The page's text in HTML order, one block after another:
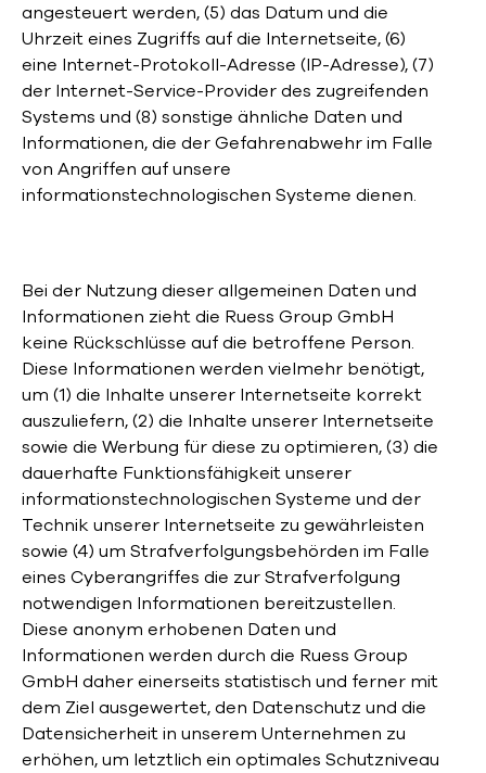
angesteuert werden, (5) das Datum und die
Uhrzeit eines Zugriffs auf die Internetseite, (6)
eine Internet-Protokoll-Adresse (IP-Adresse), (7)
der Internet-Service-Provider des zugreifenden
Systems und (8) sonstige ähnliche Daten und
Informationen, die der Gefahrenabwehr im Falle
von Angriffen auf unsere
informationstechnologischen Systeme dienen.
Bei der Nutzung dieser allgemeinen Daten und
Informationen zieht die Ruess Group GmbH
keine Rückschlüsse auf die betroffene Person.
Diese Informationen werden vielmehr benötigt,
um (1) die Inhalte unserer Internetseite korrekt
auszuliefern, (2) die Inhalte unserer Internetseite
sowie die Werbung für diese zu optimieren, (3) die
dauerhafte Funktionsfähigkeit unserer
informationstechnologischen Systeme und der
Technik unserer Internetseite zu gewährleisten
sowie (4) um Strafverfolgungsbehörden im Falle
eines Cyberangriffes die zur Strafverfolgung
notwendigen Informationen bereitzustellen.
Diese anonym erhobenen Daten und
Informationen werden durch die Ruess Group
GmbH daher einerseits statistisch und ferner mit
dem Ziel ausgewertet, den Datenschutz und die
Datensicherheit in unserem Unternehmen zu
erhöhen, um letztlich ein optimales Schutzniveau